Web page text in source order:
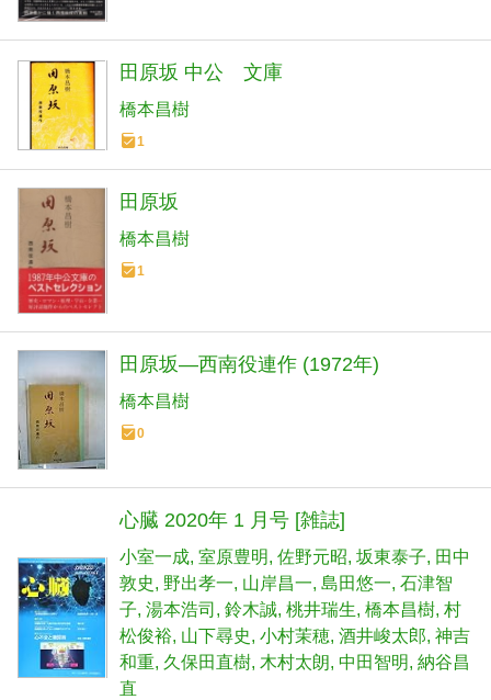
田原坂 中公 文庫
橋本昌樹
1
田原坂
橋本昌樹
1
田原坂―西南役連作 (1972年)
橋本昌樹
0
心臓 2020年 1 月号 [雑誌]
小室一成 室原豊明 佐野元昭 坂東泰子
田中
敦史
野出孝一 山岸昌一 島田悠一 石津智
子 湯本浩司 鈴木誠 桃井瑞生 橋本昌樹 村
松俊裕 山下尋史 小村茉穂 酒井峻太郎 神吉
和重 久保田直樹 木村太朗 中田智明 納谷昌
直